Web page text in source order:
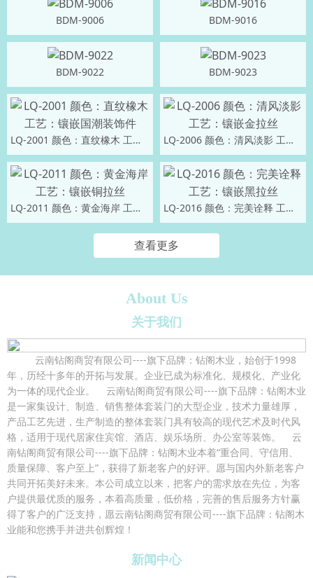
BDM-9006 BDM-9016
BDM-9022 BDM-9023
LQ-2001 颜色：直纹橡木 工艺：镶嵌国潮装饰件 LQ-2006 颜色：清风淡影 工艺：镶嵌金拉丝
LQ-2011 颜色：黄金海岸 工艺：镶嵌铜拉丝 LQ-2016 颜色：完美诠释 工艺：镶嵌黑拉丝
查看更多
About Us
关于我们
云南钻阁商贸有限公司----旗下品牌：钻阁木业，始创于1998
年，历经十多年的开拓与发展。企业已成为标准化、规模化、产业化
为一体的现代企业。 云南钻阁商贸有限公司----旗下品牌：钻阁木业
是一家集设计、制造、销售整体套装门的大型企业，技术力量雄厚，
产品工艺先进，生产制造的整体套装门具有较高的现代艺术及时代风
格，适用于现代居家住宾馆、酒店、娱乐场所、办公室等装饰。 云
南钻阁商贸有限公司----旗下品牌：钻阁木业本着“重合同、守信用、
质量保障、客户至上”，获得了新老客户的好评。愿与国内外新老客户
共同开拓美好未来。本公司成立以来，把客户的需求放在先位，为客
户提供最优质的服务，本着高质量，低价格，完善的售后服务方针赢
得了客户的广泛支持，愿云南钻阁商贸有限公司----旗下品牌：钻阁木
业能和您携手并进共创辉煌！
新闻中心